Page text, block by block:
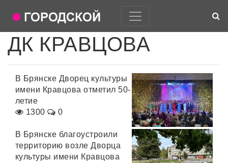
ДК КРАВЦОВА
В Брянске Дворец культуры
имени Кравцова отметил 50-
летие
1300
0
В Брянске благоустроили
территорию возле Дворца
культуры имени Кравцова